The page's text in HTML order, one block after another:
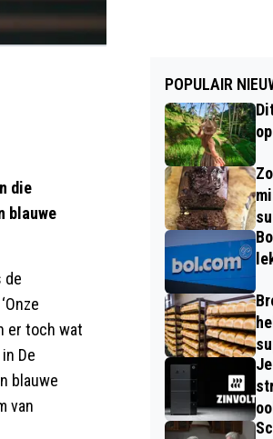
die
blauwe
de
er toch wat
De
blauwe
van
POPULAIR